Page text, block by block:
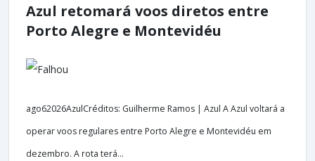
Azul retomará voos diretos entre
Porto Alegre e Montevidéu
ago62026AzulCréditos: Guilherme Ramos | Azul A Azul voltará a
operar voos regulares entre Porto Alegre e Montevidéu em
dezembro. A rota terá...